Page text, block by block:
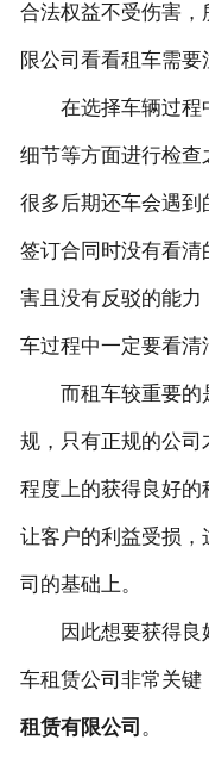
合法权益不受伤害
限公司看看租车需要
在选择车辆过程
细节等方面进行检
很多后期还车会遇到
签订合同时没有看
害且没有反驳的能力
车过程中一定要看清
而租车较重要的
规，只有正规的公
程度上的获得良好
让客户的利益受损
司的基础上。
因此想要获得良
车租赁公司非常关
租赁有限公司 。